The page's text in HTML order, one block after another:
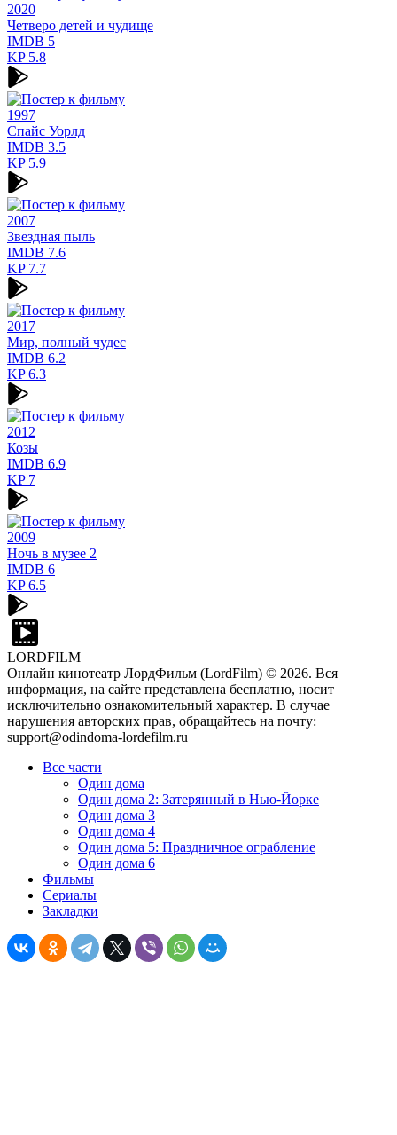
2020
Четверо детей и чудище
IMDB 5
KP5.8
1997
Спайс Уорлд
IMDB 3.5
KP5.9
2007
Звездная пыль
IMDB 7.6
KP7.7
2017
Мир, полный чудес
IMDB 6.2
KP6.3
2012
Козы
IMDB 6.9
KP7
2009
Ночь в музее 2
IMDB 6
KP6.5
LORDFILM
Онлайн кинотеатр ЛордФильм (LordFilm) © 2026. Вся
информация, на сайте представлена бесплатно, носит
исключительно ознакомительный характер. В случае
нарушения авторских прав, обращайтесь на почту:
support@odindoma-lordefilm.ru
Все части
Один дома
Один дома 2: Затерянный в Нью-Йорке
Один дома 3
Один дома 4
Один дома 5: Праздничное ограбление
Один дома 6
Фильмы
Сериалы
Закладки